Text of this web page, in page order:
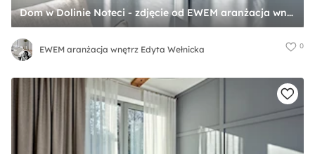
Dom w Dolinie Noteci - zdjęcie od EWEM aranżacja wnętrz Edyta Wełnicka
EWEM aranżacja wnętrz Edyta Wełnicka 0